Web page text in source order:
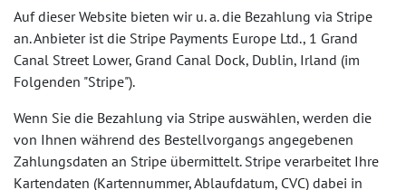
Auf dieser Website bieten wir u. a. die Bezahlung via Stripe
an. Anbieter ist die Stripe Payments Europe Ltd., 1 Grand
Canal Street Lower, Grand Canal Dock, Dublin, Irland (im
Folgenden "Stripe").
Wenn Sie die Bezahlung via Stripe auswählen, werden die
von Ihnen während des Bestellvorgangs angegebenen
Zahlungsdaten an Stripe übermittelt. Stripe verarbeitet Ihre
Kartendaten (Kartennummer, Ablaufdatum, CVC) dabei in